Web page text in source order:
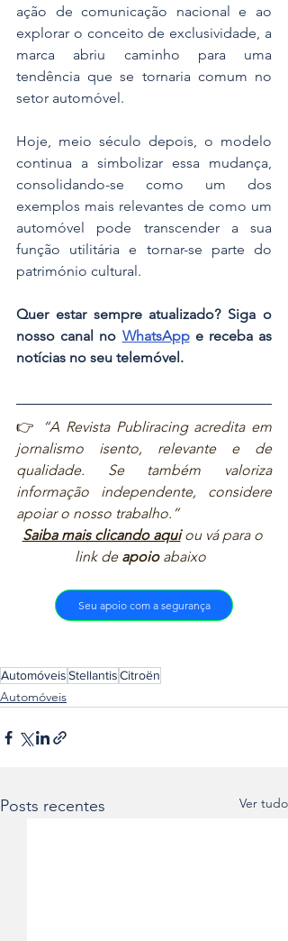
ação de comunicação nacional e ao
explorar o conceito de exclusividade, a
marca abriu caminho para uma
tendência que se tornaria comum no
setor automóvel.
Hoje, meio século depois, o modelo
continua a simbolizar essa mudança,
consolidando-se como um dos
exemplos mais relevantes de como um
automóvel pode transcender a sua
função utilitária e tornar-se parte do
património cultural.
Quer estar sempre atualizado? Siga o
nosso canal no WhatsApp e receba as
notícias no seu telemóvel.
👉
“A Revista Publiracing acredita em
jornalismo isento, relevante e de
qualidade. Se também valoriza
informação independente, considere
apoiar o nosso trabalho.”
Saiba mais clicando aqui ou vá para o
link de apoio abaixo
Seu apoio com a segurança
AutomóveisStellantisCitroën
Automóveis
Posts recentes Ver tudo